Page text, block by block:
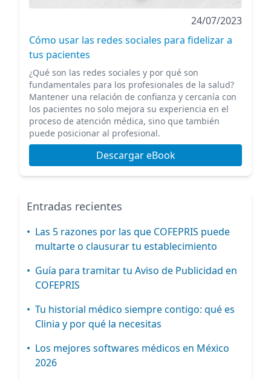
24/07/2023
Cómo usar las redes sociales para fidelizar a
tus pacientes
¿Qué son las redes sociales y por qué son
fundamentales para los profesionales de la salud?
Mantener una relación de confianza y cercanía con
los pacientes no solo mejora su experiencia en el
proceso de atención médica, sino que también
puede posicionar al profesional.
Descargar eBook
Entradas recientes
• Las 5 razones por las que COFEPRIS puede
multarte o clausurar tu establecimiento
• Guía para tramitar tu Aviso de Publicidad en
COFEPRIS
• Tu historial médico siempre contigo: qué es
Clinia y por qué la necesitas
• Los mejores softwares médicos en México
2026